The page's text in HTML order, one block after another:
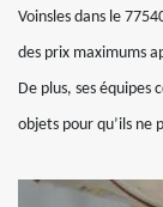
Voinsles dans le
des prix maximums
De plus, ses équipes
objets pour qu’ils ne